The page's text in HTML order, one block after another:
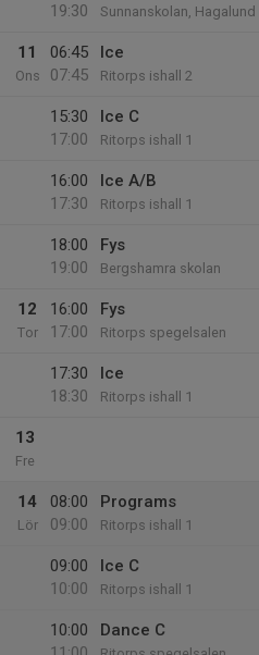
19:30
Sunnanskolan, Hagalund
11
Ons
06:45
07:45
Ice
Ritorps ishall 2
15:30
17:00
Ice C
Ritorps ishall 1
16:00
17:30
Ice A/B
Ritorps ishall 1
18:00
19:00
Fys
Bergshamra skolan
12
Tor
16:00
17:00
Fys
Ritorps spegelsalen
17:30
18:30
Ice
Ritorps ishall 1
13
Fre
14
Lör
08:00
09:00
Programs
Ritorps ishall 1
09:00
10:00
Ice C
Ritorps ishall 1
10:00
Dance C